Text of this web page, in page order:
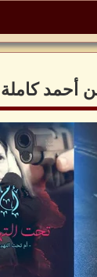
أحمد كاملة